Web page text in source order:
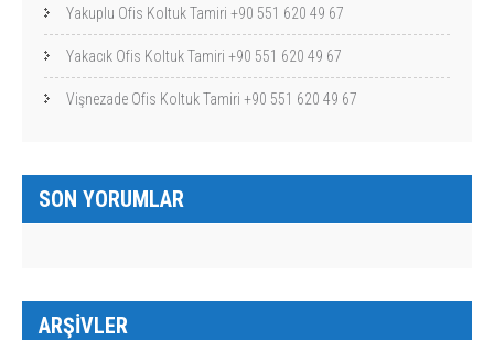
Yakuplu Ofis Koltuk Tamiri +90 551 620 49 67
Yakacık Ofis Koltuk Tamiri +90 551 620 49 67
Vişnezade Ofis Koltuk Tamiri +90 551 620 49 67
SON YORUMLAR
ARŞIVLER